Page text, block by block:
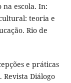
escola. In:
teoria e
Rio de
e práticas
Revista Diálogo